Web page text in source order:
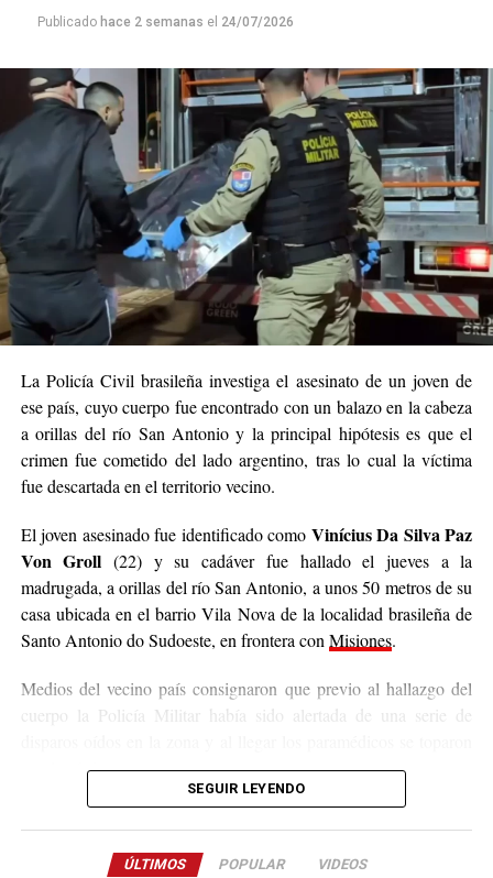
comenzaron a circular en las redes sociales mostrando
Equipos municipales, bomberos y personal de la Defensa
Civil continúan evaluando los daños y brindando
asistencia a las familias afectadas. Mientras tanto,las
autoridades mantienen el monitoreo de las
condiciones meteorológicas ante la posibilidad de
nuevas tormentas en la región.
TORNADO DAMAGE:
Civil Defense authorities
confirm a violent tornado
has struck Giruá, Rio
Grande do Sul, Brazil.
The destructive vortex has
severely damaged
residential houses and left
several people injured.
Tornado – Giruá – Rio
Chuva
pic.twitter.com/1CszcPMd06
Publicado hace 2 semanas el 24/07/2026
La Policía Civil brasileña investiga el asesinato de un joven de
ese país, cuyo cuerpo fue encontrado con un balazo en la cabeza
a orillas del río San Antonio y la principal hipótesis es que el
crimen fue cometido del lado argentino, tras lo cual la víctima
fue descartada en el territorio vecino.
El joven asesinado fue identificado como Vinícius Da Silva Paz
Von Groll (22) y su cadáver fue hallado el jueves a la
madrugada, a orillas del río San Antonio, a unos 50 metros de su
casa ubicada en el barrio Vila Nova de la localidad brasileña de
Santo Antonio do Sudoeste, en frontera con Misiones.
Medios del vecino país consignaron que previo al hallazgo del
cuerpo la Policía Militar había sido alertada de una serie de
con la víctima.
escena relevaronrastros de sangre en un puente clandestino
SEGUIR LEYENDO
ÚLTIMOS POPULAR VIDEOS